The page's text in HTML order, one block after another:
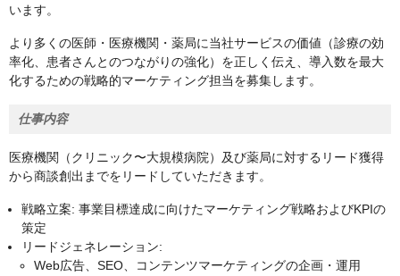
います。
より多くの医師・医療機関・薬局に当社サービスの価値（診療の効
率化、患者さんとのつながりの強化）を正しく伝え、導入数を最大
化するための戦略的マーケティング担当を募集します。
仕事内容
医療機関（クリニック〜大規模病院）及び薬局に対するリード獲得
から商談創出までをリードしていただきます。
戦略立案: 事業目標達成に向けたマーケティング戦略およびKPIの
策定
リードジェネレーション:
Web広告、SEO、コンテンツマーケティングの企画・運用